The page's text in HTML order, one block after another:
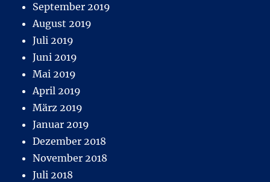
September 2019
August 2019
Juli 2019
Juni 2019
Mai 2019
April 2019
März 2019
Januar 2019
Dezember 2018
November 2018
Juli 2018